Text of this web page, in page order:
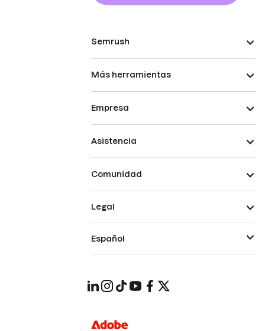
Semrush
Más herramientas
Empresa
Asistencia
Comunidad
Legal
Español